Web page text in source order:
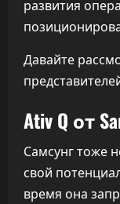
развития
Давайте
Ativ Q от
Самсунг тоже
свой
время она